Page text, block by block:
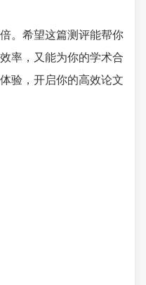
。希望这篇测评能帮你
率，又能为你的学术合
验，开启你的高效论文